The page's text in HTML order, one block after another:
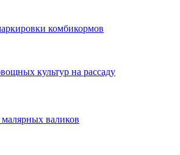
комбикормов
культур на рассаду
валиков